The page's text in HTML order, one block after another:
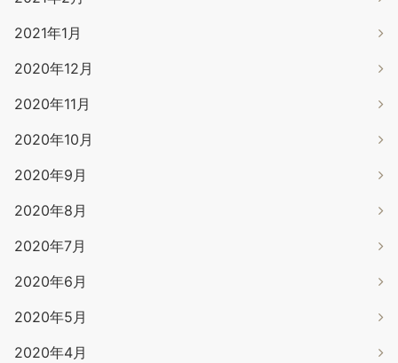
2021年1月
2020年12月
2020年11月
2020年10月
2020年9月
2020年8月
2020年7月
2020年6月
2020年5月
2020年4月